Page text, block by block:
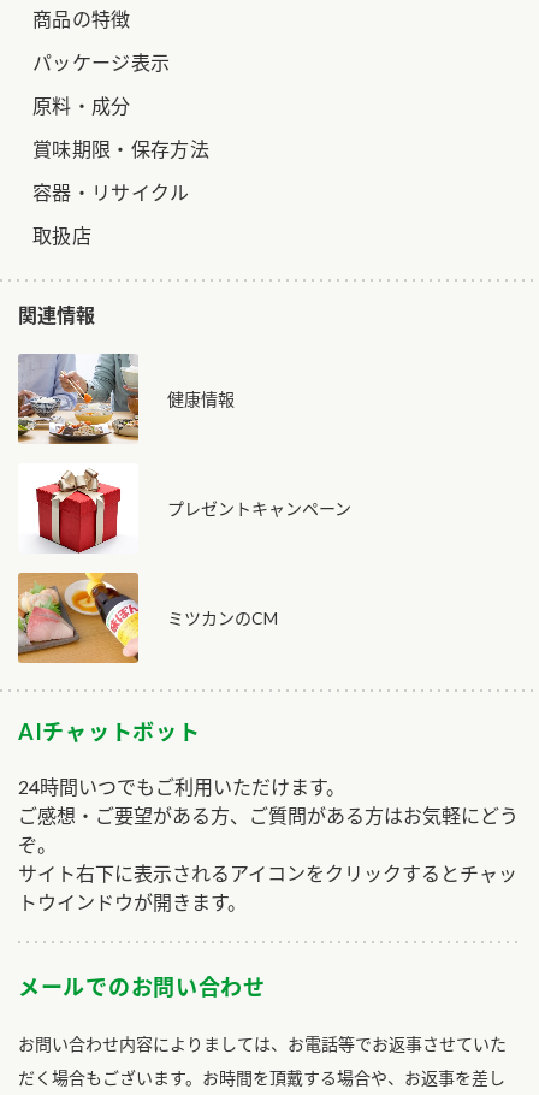
ミツカンのCM
ロングセラー商品 ＋ おすすめレシピ
人気商品 ＋ おすすめレシピ
業務用サイト ミツカングループについて
商品の特徴
パッケージ表示
原料・成分
賞味期限・保存方法
容器・リサイクル
取扱店
関連情報
健康情報
プレゼントキャンペーン
ミツカンのCM
AIチャットボット
24時間いつでもご利用いただけます。
ご感想・ご要望がある方、ご質問がある方はお気軽にどう
ぞ。
サイト右下に表示されるアイコンをクリックするとチャッ
トウインドウが開きます。
メールでのお問い合わせ
お問い合わせ内容によりましては、お電話等でお返事させていた
だく場合もございます。お時間を頂戴する場合や、お返事を差し